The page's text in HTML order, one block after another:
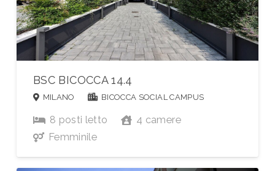
BSC BICOCCA 14.4
MILANO BICOCCA SOCIAL CAMPUS
8 posti letto 4 camere
Femminile